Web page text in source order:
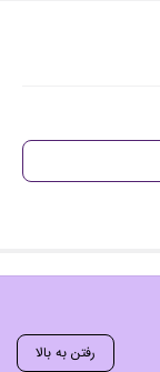
رفتن به بالا